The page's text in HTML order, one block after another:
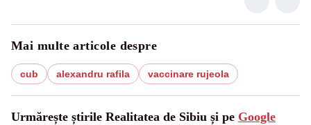
Mai multe articole despre
cub alexandru rafila vaccinare rujeola
Urmărește știrile Realitatea de Sibiu și pe Google